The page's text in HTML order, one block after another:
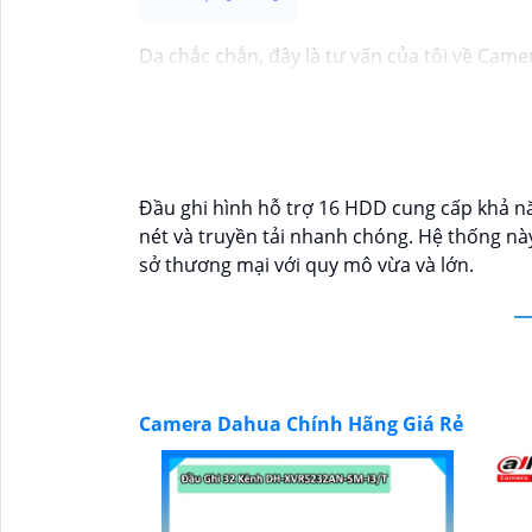
Dạ chắc chắn, đây là tư vấn của tôi về
nên mua từ các cửa hàng uy tín hoặc các
tử.
Hy vọng rằng những thông tin trên sẽ giúp
tư vấn thêm, đừng ngần ngại để lại Cung
Đầu ghi hình hỗ trợ 16 HDD cung cấp khả
nét và truyền tải nhanh chóng. Hệ thống
sở thương mại với quy mô vừa và lớn.
Camera Dahua Chính Hãng Giá Rẻ